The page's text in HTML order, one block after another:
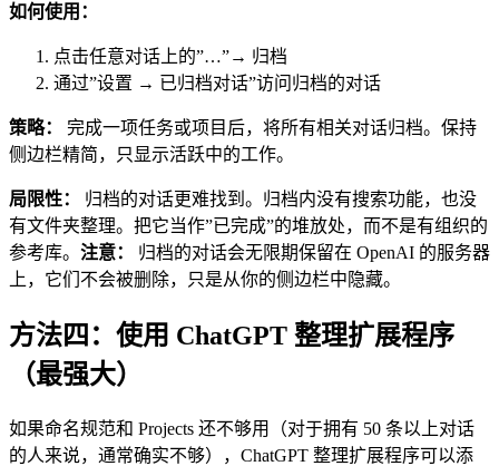
如何使用：
点击任意对话上的”…”→ 归档
通过”设置 → 已归档对话”访问归档的对话
策略：
完成一项任务或项目后，将所有相关对话归档。保持
侧边栏精简，只显示活跃中的工作。
局限性：
归档的对话更难找到。归档内没有搜索功能，也没
有文件夹整理。把它当作”已完成”的堆放处，而不是有组织的
参考库。 注意：
归档的对话会无限期保留在 OpenAI 的服务器
上，它们不会被删除，只是从你的侧边栏中隐藏。
方法四：使用 ChatGPT 整理扩展程序
（最强大）
如果命名规范和 Projects 还不够用（对于拥有 50 条以上对话
的人来说，通常确实不够），ChatGPT 整理扩展程序可以添